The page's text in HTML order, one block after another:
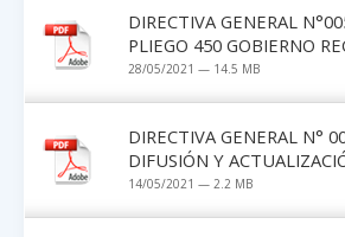
DIRECTIVA GENERAL
PLIEGO 450 GOBIERNO
28/05/2021 — 14.5 MB
DIRECTIVA GENERAL N°
DIFUSIÓN Y
14/05/2021 — 2.2 MB